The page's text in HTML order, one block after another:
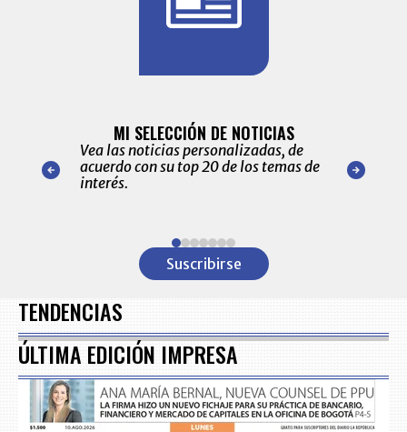
nuestro
para
MI SELECCIÓN DE NOTICIAS
Vea las noticias personalizadas, de
acuerdo con su top 20 de los temas de
interés.
de las
Suscribirse
TENDENCIAS
ÚLTIMA EDICIÓN IMPRESA